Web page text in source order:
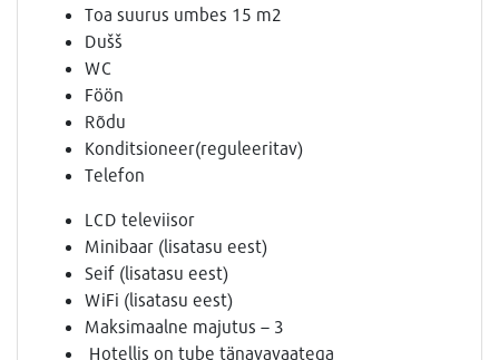
Toa suurus umbes 15 m2
Dušš
WC
Föön
Rõdu
Konditsioneer(reguleeritav)
Telefon
LCD televiisor
Minibaar (lisatasu eest)
Seif (lisatasu eest)
WiFi (lisatasu eest)
Maksimaalne majutus – 3
Hotellis on tube tänavavaatega